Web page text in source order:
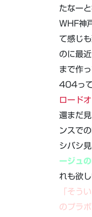
たなー
WHF神
て感じ
のに最
まで作
404っ
ロード
還まだ
ンスで
シバシ
ージュ
れも欲
「そう
のプラ